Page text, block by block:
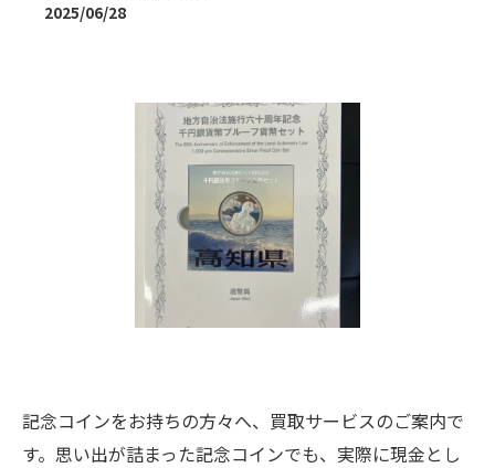
2025/06/28
記念コインをお持ちの方々へ、買取サービスのご案内で
す。思い出が詰まった記念コインでも、実際に現金とし